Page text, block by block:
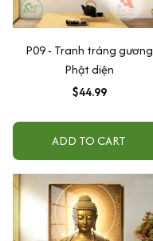
P09 - Tranh tráng gương
Phật diện
$44.99
ADD TO CART